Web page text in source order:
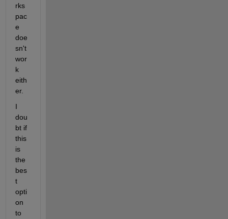
rks
pac
e
doe
sn't
wor
k
eith
er.
I
dou
bt if
this
is
the
bes
t
opti
on
to